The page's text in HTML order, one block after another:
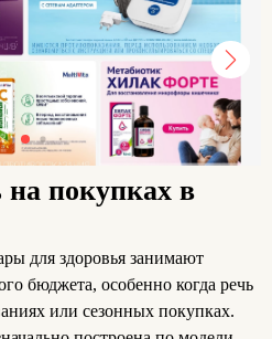
покупках в
для здоровья занимают
бюджета, особенно когда речь
или сезонных покупках.